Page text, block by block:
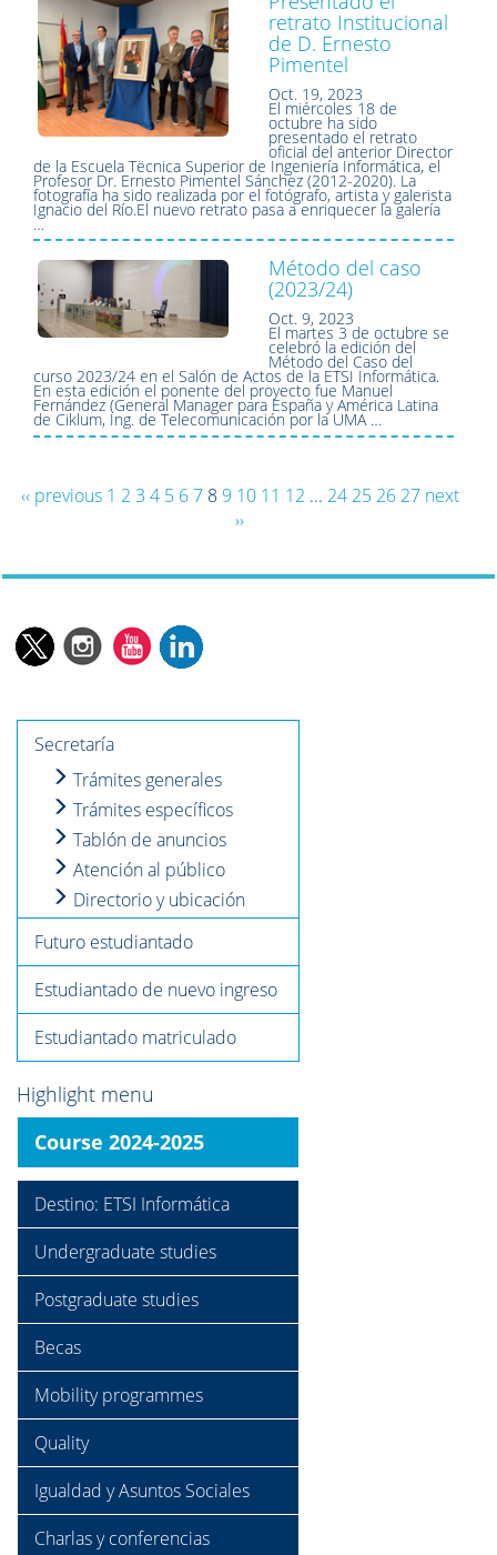
retrato Institucional
de D. Ernesto
Pimentel
Oct. 19, 2023
El miércoles 18 de
octubre ha sido
presentado el retrato
oficial del anterior Director
de la Escuela Tëcnica Superior de Ingeniería Informática, el
Profesor Dr. Ernesto Pimentel Sánchez (2012-2020). La
fotografía ha sido realizada por el fotógrafo, artista y galerista
Ignacio del Río.El nuevo retrato pasa a enriquecer la galería
…
Método del caso
(2023/24)
Oct. 9, 2023
El martes 3 de octubre se
celebró la edición del
Método del Caso del
curso 2023/24 en el Salón de Actos de la ETSI Informática.
En esta edición el ponente del proyecto fue Manuel
Fernández (General Manager para España y América Latina
de Ciklum, Ing. de Telecomunicación por la UMA …
‹‹ previous 1 2 3 4 5 6 7 8 9 10 11 12 ... 24 25 26 27 next
››
Secretaría
Trámites generales
Trámites específicos
Tablón de anuncios
Atención al público
Directorio y ubicación
Futuro estudiantado
Estudiantado de nuevo ingreso
Estudiantado matriculado
Highlight menu
Course 2024-2025
Destino: ETSI Informática
Undergraduate studies
Postgraduate studies
Becas
Mobility programmes
Quality
Igualdad y Asuntos Sociales
Charlas y conferencias